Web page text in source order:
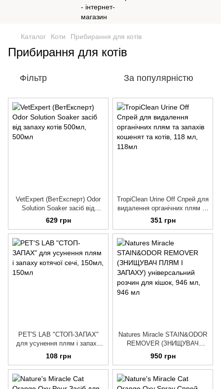
Каталог Коти Прибирання для котів
Прибирання для котів
Фільтр За популярністю
VetExpert (ВетЕксперт) Odor
Solution Soaker засіб від
запаху котів 500мл
629 грн
TropiClean Urine Off Спрей для
видалення органічних плям та
запахів кошенят та котів, 118
351 грн
PET'S LAB "СТОП-ЗАПАХ"
для усунення плям і запаху
котячої сечі, 150мл
108 грн
Natures Miracle STAIN&ODOR
REMOVER (ЗНИЩУВАЧ
ПЛЯМ І ЗАПАХУ)
універсальний розчин для
кішок, 946 мл
950 грн